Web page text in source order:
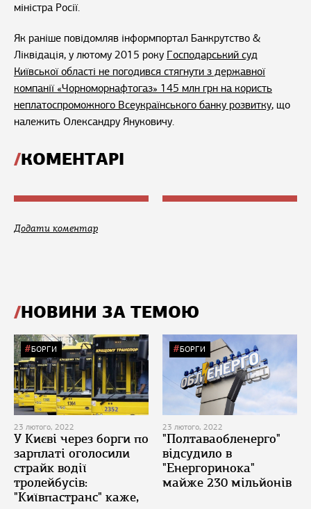
міністра Росії.
Як раніше повідомляв інформпортал Банкрутство &
Ліквідація, у лютому 2015 року Господарський суд
Київської області не погодився стягнути з державної
компанії «Чорноморнафтогаз» 145 млн грн на користь
неплатоспроможного Всеукраїнського банку розвитку, що
належить Олександру Януковичу.
КОМЕНТАРІ
Додати коментар
НОВИНИ ЗА ТЕМОЮ
БОРГИ
23 лютого, 2022
У Києві через борги по
зарплаті оголосили
страйк водії
тролейбусів:
"Київпастранс" каже,
БОРГИ
23 лютого, 2022
"Полтаваобленерго"
відсудило в
"Енергоринока"
майже 230 мільйонів